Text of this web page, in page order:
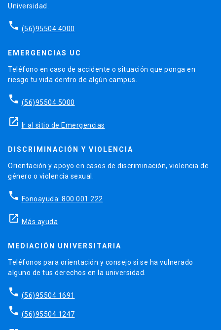
Universidad.
phone (56)95504 4000
EMERGENCIAS UC
Teléfono en caso de accidente o situación que ponga en
riesgo tu vida dentro de algún campus.
phone (56)95504 5000
launch Ir al sitio de Emergencias
DISCRIMINACIÓN Y VIOLENCIA
Orientación y apoyo en casos de discriminación, violencia de
género o violencia sexual.
phone Fonoayuda: 800 001 222
launch Más ayuda
MEDIACIÓN UNIVERSITARIA
Teléfonos para orientación y consejo si se ha vulnerado
alguno de tus derechos en la universidad.
phone (56)95504 1691
phone (56)95504 1247